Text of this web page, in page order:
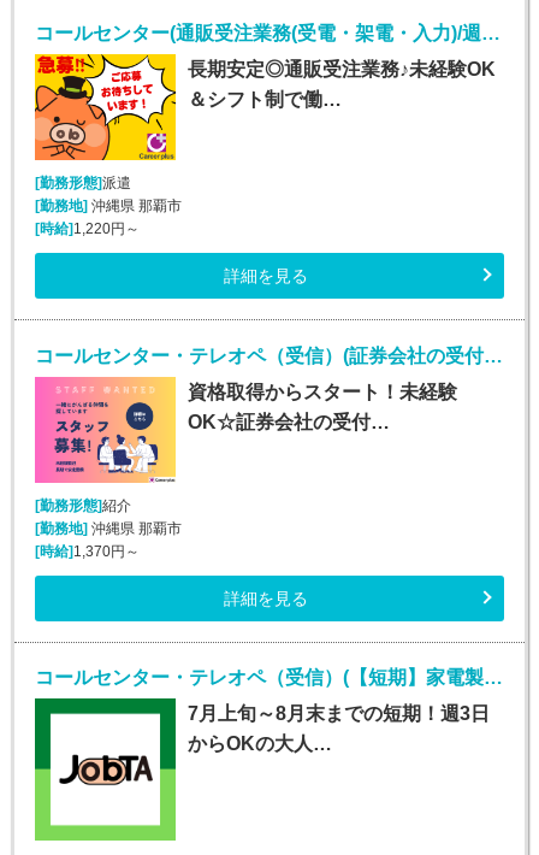
コールセンター(通販受注業務(受電・架電・入力)/週5シフト制)
長期安定◎通販受注業務♪未経験OK
＆シフト制で働…
[勤務形態]派遣
[勤務地] 沖縄県 那覇市
[時給] 1,220円～
詳細を見る
コールセンター・テレオペ（受信）(証券会社の受付・事務スタッフ/6月9日入社)
資格取得からスタート！未経験
OK☆証券会社の受付…
[勤務形態]紹介
[勤務地]沖縄県 那覇市
[時給]1,370円～
詳細を見る
コールセンター・テレオペ（受信）(【短期】家電製品の訪問修理日程案内コールセンター受信)
7月上旬～8月末までの短期！週3日
からOKの大人…